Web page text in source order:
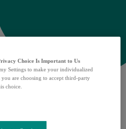
Choice Is Important to Us
Settings to make your individualized
you are choosing to accept third-party
choice.